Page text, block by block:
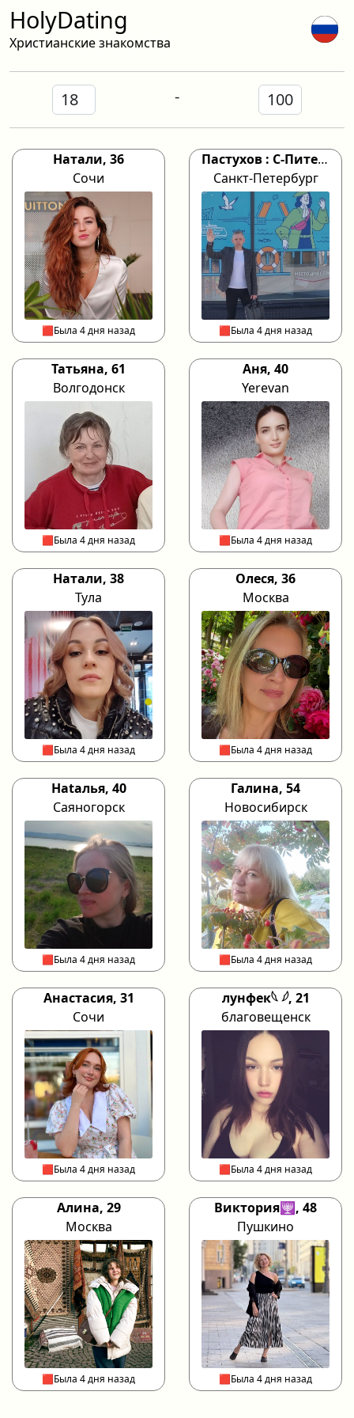
HolyDating
Христианские знакомства
-
Натали, 36
Сочи
🟥Была 4 дня назад
Пастухов : С-Питер * К✝️к, 50
Санкт-Петербург
🟥Была 4 дня назад
Татьяна, 61
Волгодонск
🟥Была 4 дня назад
Аня, 40
Yerevan
🟥Была 4 дня назад
Натали, 38
Тула
🟥Была 4 дня назад
Олеся, 36
Москва
🟥Была 4 дня назад
Наtaлья, 40
Саяногорск
🟥Была 4 дня назад
Галина, 54
Новосибирск
🟥Была 4 дня назад
Анастасия, 31
Сочи
🟥Была 4 дня назад
лунфек𓆩 𓆪, 21
благовещенск
🟥Была 4 дня назад
Алина, 29
Москва
🟥Была 4 дня назад
Виктория🕎, 48
Пушкино
🟥Была 4 дня назад